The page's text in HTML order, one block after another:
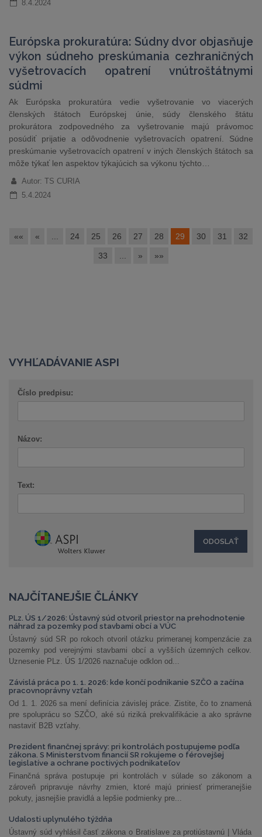
8.4.2024
Európska prokuratúra: Súdny dvor objasňuje
výkon súdneho preskúmania cezhraničných
vyšetrovacích opatrení vnútroštátnymi
súdmi
Ak Európska prokuratúra vedie vyšetrovanie vo viacerých
členských štátoch Európskej únie, súdy členského štátu
prokurátora zodpovedného za vyšetrovanie majú právomoc
posúdiť prijatie a odôvodnenie vyšetrovacích opatrení. Súdne
preskúmanie vyšetrovacích opatrení v iných členských štátoch sa
môže týkať len aspektov týkajúcich sa výkonu týchto…
Autor: TS CURIA
5.4.2024
«« « 24 25 26 27 28 29 30 31 32
33 » »»
VYHĽADÁVANIE ASPI
Číslo predpisu:
Názov:
Text:
NAJČÍTANEJŠIE ČLÁNKY
PLz. ÚS 1/2026: Ústavný súd otvoril priestor na prehodnotenie
náhrad za pozemky pod stavbami obcí a VÚC
Ústavný súd SR po rokoch otvoril otázku primeranej kompenzácie za
pozemky pod verejnými stavbami obcí a vyšších územných celkov.
Uznesenie PLz. ÚS 1/2026 naznačuje odklon od...
Závislá práca po 1. 1. 2026: kde končí podnikanie SZČO a začína
pracovnoprávny vzťah
Od 1. 1. 2026 sa mení definícia závislej práce. Zistite, čo to znamená
pre spoluprácu so SZČO, aké sú riziká prekvalifikácie a ako správne
nastaviť B2B vzťahy.
Prezident finančnej správy: pri kontrolách postupujeme podľa
zákona. S Ministerstvom financií SR rokujeme o férovejšej
legislatíve a ochrane poctivých podnikateľov
Finančná správa postupuje pri kontrolách v súlade so zákonom a
zároveň pripravuje návrhy zmien, ktoré majú priniesť primeranejšie
pokuty, jasnejšie pravidlá a lepšie podmienky pre...
Udalosti uplynulého týždňa
Ústavný súd vyhlásil časť zákona o Bratislave za protiústavnú | Vláda